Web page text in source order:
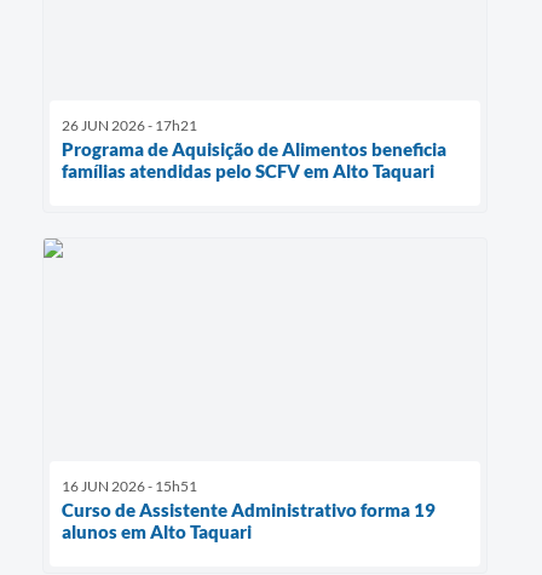
26 JUN 2026 - 17h21
Programa de Aquisição de Alimentos beneficia
famílias atendidas pelo SCFV em Alto Taquari
16 JUN 2026 - 15h51
Curso de Assistente Administrativo forma 19
alunos em Alto Taquari